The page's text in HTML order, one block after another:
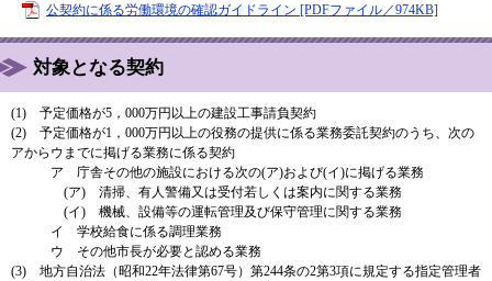
公契約に係る労働環境の確認ガイドライン [PDFファイル／974KB]
対象となる契約
(1) 予定価格が5，000万円以上の建設工事請負契約
(2) 予定価格が1，000万円以上の役務の提供に係る業務委託契約のうち、次の
アからウまでに掲げる業務に係る契約
ア 庁舎その他の施設における次の(ア)および(イ)に掲げる業務
(ア) 清掃、有人警備又は受付若しくは案内に関する業務
(イ) 機械、設備等の運転管理及び保守管理に関する業務
イ 学校給食に係る調理業務
ウ その他市長が必要と認める業務
(3) 地方自治法（昭和22年法律第67号）第244条の2第3項に規定する指定管理者